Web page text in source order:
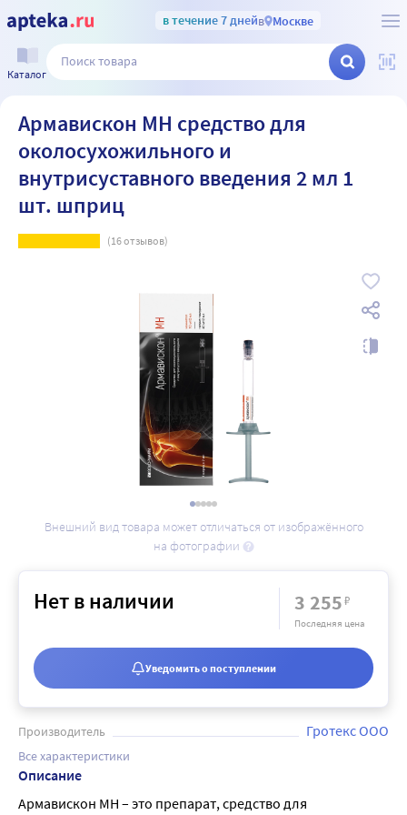
в течение 7 днейв Москве
Каталог
Армавискон МН средство для
околосухожильного и
внутрисуставного введения 2 мл 1
шт. шприц
(16отзывов)
Внешний вид товара может отличаться от изображённого
на фотографии
Производитель Гротекс ООО
Все характеристики
Описание
Армавискон МН – это препарат, средство для
Нет в наличии 3 255₽
Последняя цена
Уведомить о поступлении